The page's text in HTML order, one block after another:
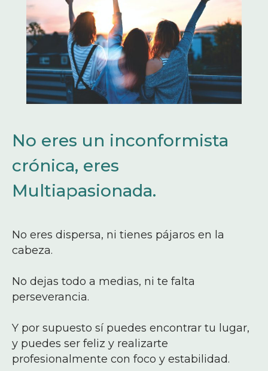
No eres un inconformista
crónica, eres
Multiapasionada.
No eres dispersa, ni tienes pájaros en la
cabeza.
No dejas todo a medias, ni te falta
perseverancia.
Y por supuesto sí puedes encontrar tu lugar,
y puedes ser feliz y realizarte
profesionalmente con foco y estabilidad.